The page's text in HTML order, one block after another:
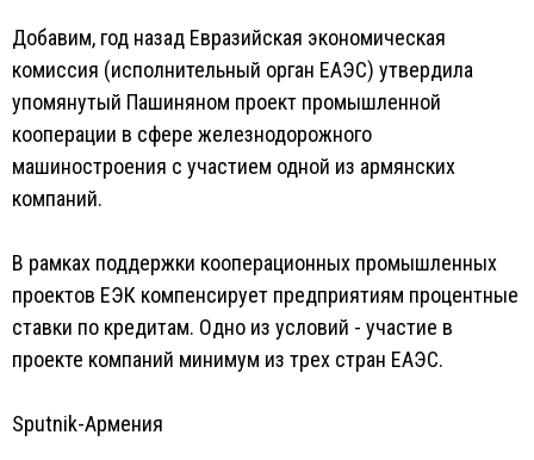
Добавим, год назад Евразийская экономическая
комиссия (исполнительный орган ЕАЭС) утвердила
упомянутый Пашиняном проект промышленной
кооперации в сфере железнодорожного
машиностроения с участием одной из армянских
компаний.
В рамках поддержки кооперационных промышленных
проектов ЕЭК компенсирует предприятиям процентные
ставки по кредитам. Одно из условий - участие в
проекте компаний минимум из трех стран ЕАЭС.
Sputnik-Армения